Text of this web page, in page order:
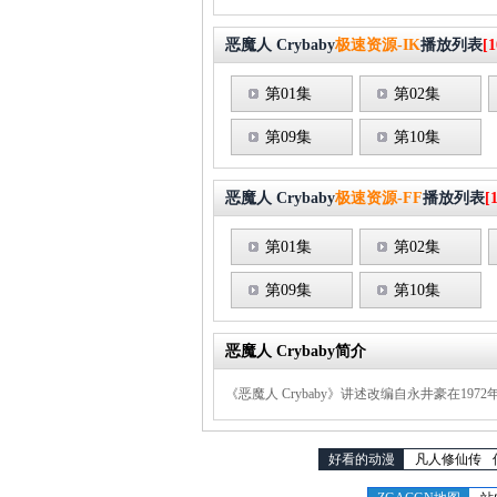
恶魔人 Crybaby极速资源-IK播放列表
第01集 第02集
第09集 第10集
恶魔人 Crybaby极速资源-FF播放列表
第01集 第02集
第09集 第10集
恶魔人 Crybaby简介
《恶魔人 Crybaby》讲述改编自永井豪在
好看的动漫 凡人修仙传